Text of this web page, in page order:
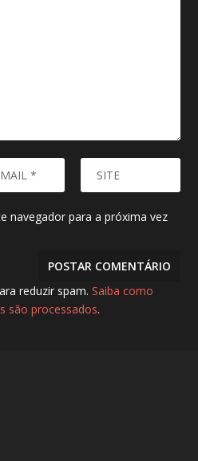
navegador para a próxima vez
reduzir spam.Saiba como
são processados.